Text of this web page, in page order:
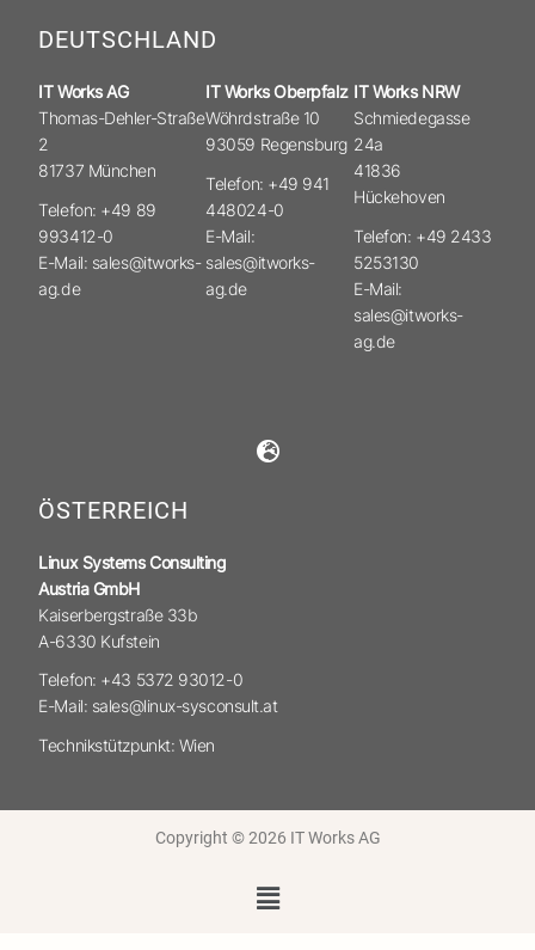
DEUTSCHLAND
IT Works AG
Thomas-Dehler-Straße
2
81737 München
Telefon: +49 89
993412-0
E-Mail: sales@itworks-
ag.de
IT Works Oberpfalz
Wöhrdstraße 10
93059 Regensburg
Telefon: +49 941
448024-0
E-Mail:
sales@itworks-
ag.de
IT Works NRW
Schmiedegasse
24a
41836
Hückehoven
Telefon: +49 2433
5253130
E-Mail:
sales@itworks-
ag.de
ÖSTERREICH
Linux Systems Consulting
Austria GmbH
Kaiserbergstraße 33b
A-6330 Kufstein
Telefon: +43 5372 93012-0
E-Mail: sales@linux-sysconsult.at
Technikstützpunkt: Wien
Copyright © 2026 IT Works AG
Menü